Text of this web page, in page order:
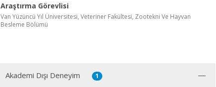
Araştırma Görevlisi
Van Yüzüncü Yıl Üniversitesi, Veteriner Fakültesi, Zootekni Ve Hayvan
Besleme Bölümü
Akademi Dışı Deneyim 1